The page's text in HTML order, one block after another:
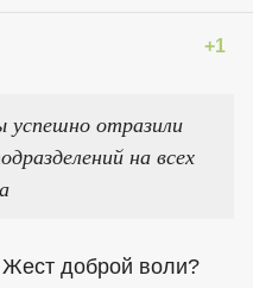
+1
отразили
на всех
Жест доброй воли?